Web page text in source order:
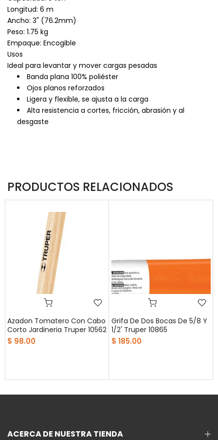
Longitud: 6 m
Ancho: 3" (76.2mm)
Peso: 1.75 kg
Empaque: Encogible
Usos
Ideal para levantar y mover cargas pesadas
Banda plana 100% poliéster
Ojos planos reforzados
Ligera y flexible, se ajusta a la carga
Alta resistencia a cortes, fricción, abrasión y al
desgaste
PRODUCTOS RELACIONADOS
Azadon Tomatero Con Cabo
Corto Jardineria Truper 10562
$ 98.00
Grifa De Dos Bocas De 5/8 Y
1/2' Truper 10865
$ 185.00
ACERCA DE NUESTRA TIENDA